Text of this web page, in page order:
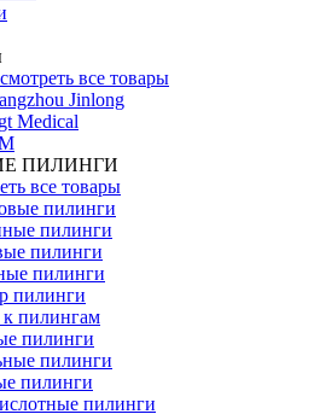
все товары
Jinlong
Medical
ПИЛИНГИ
все товары
пилинги
пилинги
пилинги
пилинги
пилинги
пилингам
пилинги
пилинги
пилинги
пилинги